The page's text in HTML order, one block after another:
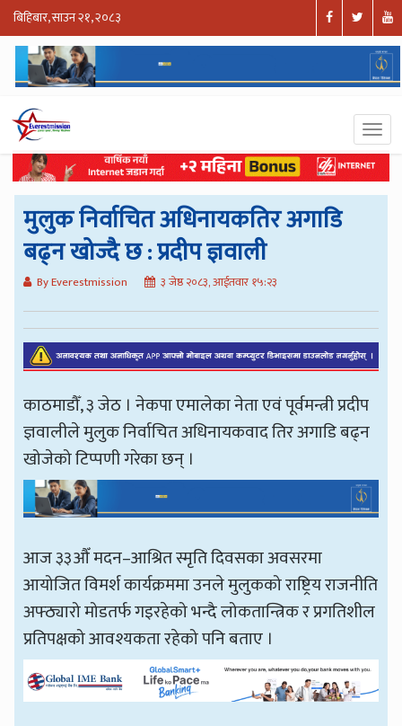
बिहिबार, साउन २१, २०८३
मुलुक निर्वाचित अधिनायकतिर अगाडि
बढ्न खोज्दै छ : प्रदीप ज्ञवाली
By Everestmission ३ जेष्ठ २०८३, आईतवार १५:२३
काठमाडौँ, ३ जेठ । नेकपा एमालेका नेता एवं पूर्वमन्त्री प्रदीप
ज्ञवालीले मुलुक निर्वाचित अधिनायकवाद तिर अगाडि बढ्न
खोजेको टिप्पणी गरेका छन् ।
आज ३३औँ मदन–आश्रित स्मृति दिवसका अवसरमा
आयोजित विमर्श कार्यक्रममा उनले मुलुकको राष्ट्रिय राजनीति
अफ्ठ्यारो मोडतर्फ गइरहेको भन्दै लोकतान्त्रिक र प्रगतिशील
प्रतिपक्षको आवश्यकता रहेको पनि बताए ।